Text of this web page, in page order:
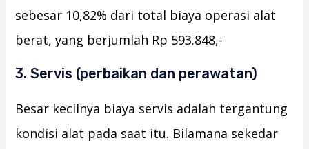
sebesar 10,82% dari total biaya operasi alat
berat, yang berjumlah Rp 593.848,-
3. Servis (perbaikan dan perawatan)
Besar kecilnya biaya servis adalah tergantung
kondisi alat pada saat itu. Bilamana sekedar